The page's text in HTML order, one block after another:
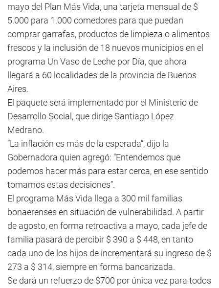
mayo del Plan Más Vida, una tarjeta mensual de $
5.000 para 1.000 comedores para que puedan
comprar garrafas, productos de limpieza o alimentos
frescos y la inclusión de 18 nuevos municipios en el
programa Un Vaso de Leche por Día, que ahora
llegará a 60 localidades de la provincia de Buenos
Aires.
El paquete será implementado por el Ministerio de
Desarrollo Social, que dirige Santiago López
Medrano.
“La inflación es más de la esperada”, dijo la
Gobernadora quien agregó: “Entendemos que
podemos hacer más para estar cerca, en ese sentido
tomamos estas decisiones”.
El programa Más Vida llega a 300 mil familias
bonaerenses en situación de vulnerabilidad. A partir
de agosto, en forma retroactiva a mayo, cada jefe de
familia pasará de percibir $ 390 a $ 448, en tanto
cada uno de los hijos de incrementará su ingreso de $
273 a $ 314, siempre en forma bancarizada.
Se dará un refuerzo de $700 por única vez para todos